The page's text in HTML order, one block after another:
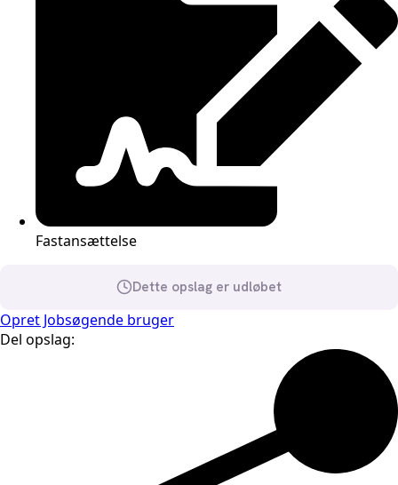
Fastansættelse
Dette opslag er udløbet
Opret Jobsøgende bruger
Del opslag: